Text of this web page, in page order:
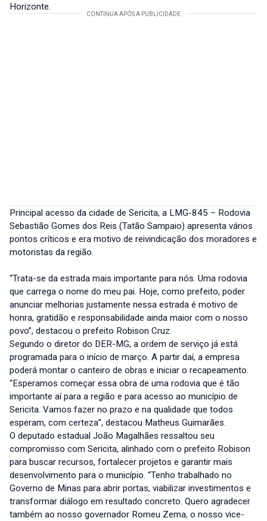
Horizonte.
Principal acesso da cidade de Sericita, a LMG-845 – Rodovia
Sebastião Gomes dos Reis (Tatão Sampaio) apresenta vários
pontos críticos e era motivo de reivindicação dos moradores e
motoristas da região.
“Trata-se da estrada mais importante para nós. Uma rodovia
que carrega o nome do meu pai. Hoje, como prefeito, poder
anunciar melhorias justamente nessa estrada é motivo de
honra, gratidão e responsabilidade ainda maior com o nosso
povo”, destacou o prefeito Robison Cruz.
Segundo o diretor do DER-MG, a ordem de serviço já está
programada para o início de março. A partir daí, a empresa
poderá montar o canteiro de obras e iniciar o recapeamento.
“Esperamos começar essa obra de uma rodovia que é tão
importante aí para a região e para acesso ao município de
Sericita. Vamos fazer no prazo e na qualidade que todos
esperam, com certeza”, destacou Matheus Guimarães.
O deputado estadual João Magalhães ressaltou seu
compromisso com Sericita, alinhado com o prefeito Robison
para buscar recursos, fortalecer projetos e garantir mais
desenvolvimento para o município. “Tenho trabalhado no
Governo de Minas para abrir portas, viabilizar investimentos e
transformar diálogo em resultado concreto. Quero agradecer
também ao nosso governador Romeu Zema, o nosso vice-